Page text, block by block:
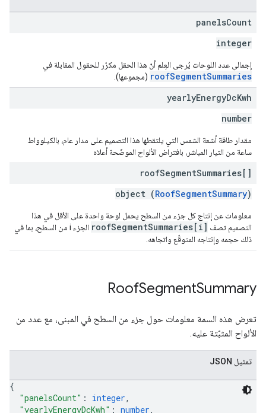
panelsCount
integer
إجمالي عدد اللوحات يُرجى العِلم أنّ هذا الحقل مكرّر للحقول المقابلة في
roofSegmentSummaries (مجموعها).
yearlyEnergyDcKwh
number
مقدار طاقة أشعة الشمس التي يلتقطها هذا التصميم على مدار عام، بالكيلوواط
ساعة من التيار المباشر، بافتراض الألواح الموضّحة أعلاه
roofSegmentSummaries[]
object (RoofSegmentSummary)
معلومات عن إنتاج كل جزء من السطح يحمل لوحة واحدة على الأقل في هذا
التصميم تصف roofSegmentSummaries[i]
الجزء i من السطح، بما في
ذلك حجمه وإنتاجه المتوقّع واتجاهه.
RoofSegmentSummary
تعرض هذه السمة معلومات حول جزء من السطح في المبنى، مع عدد من
الألواح المثبّتة عليه.
تمثيل JSON
{
"panelsCount" : integer,
"yearlyEnergyDcKwh" : number,